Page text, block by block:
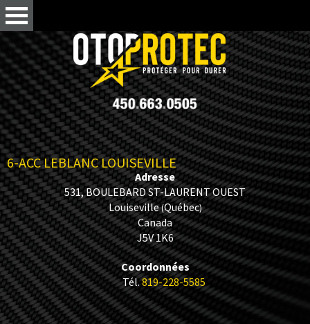
6-ACC LEBLANC LOUISEVILLE
Adresse
531, BOULEBARD ST-LAURENT OUEST
Louiseville(Québec)
Canada
J5V 1K6
Coordonnées
Tél.819-228-5585